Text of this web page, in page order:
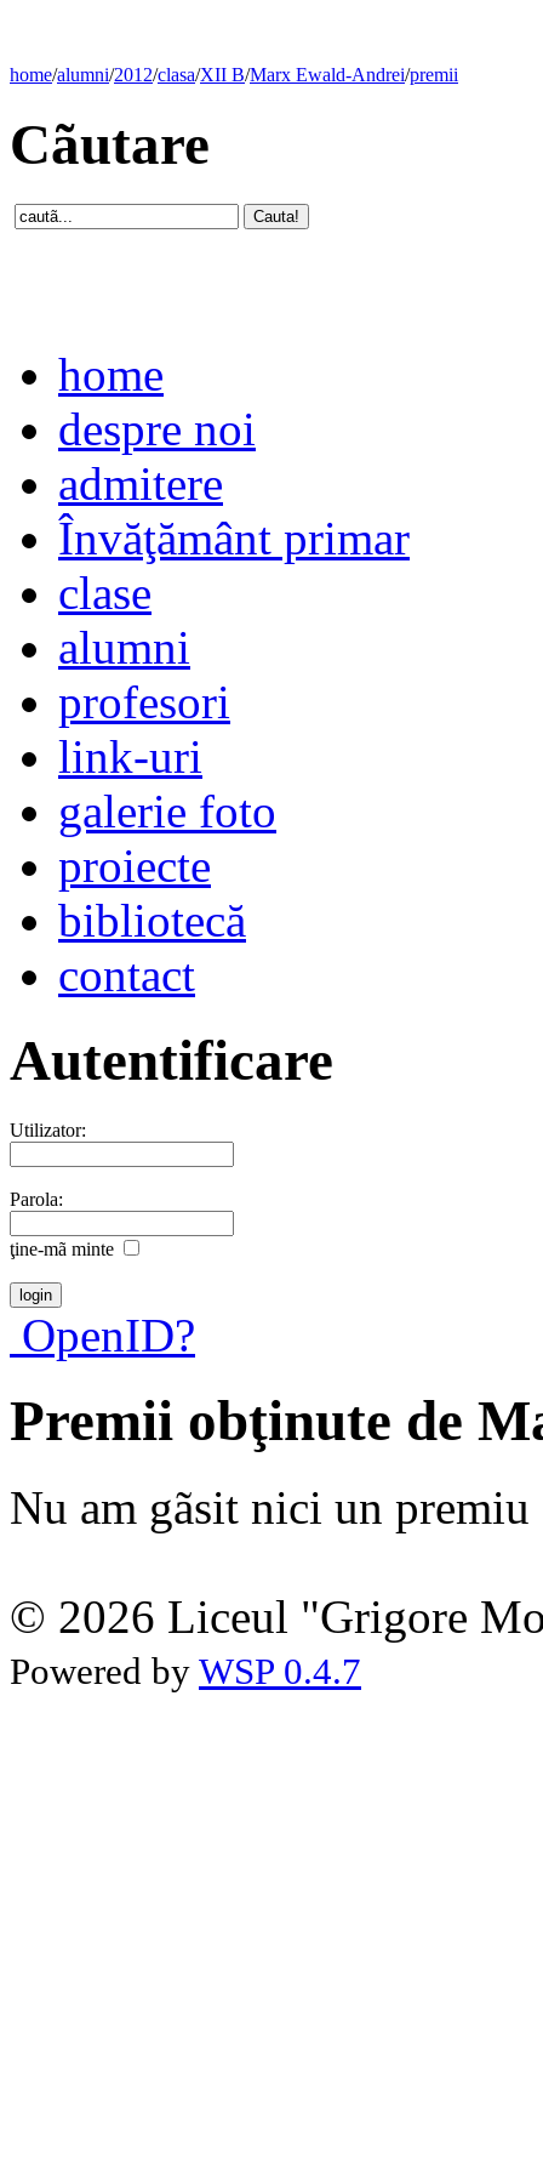
home/alumni/2012/clasa/XII B/Marx Ewald-Andrei/premii
Cãutare
home
despre noi
admitere
Învăţământ primar
clase
alumni
profesori
link-uri
galerie foto
proiecte
bibliotecă
contact
Autentificare
Utilizator:
Parola:
ţine-mã minte
OpenID?
Premii obţinute de
Nu am gãsit nici un premiu
© 2026 Liceul "Grigore
Powered by WSP 0.4.7